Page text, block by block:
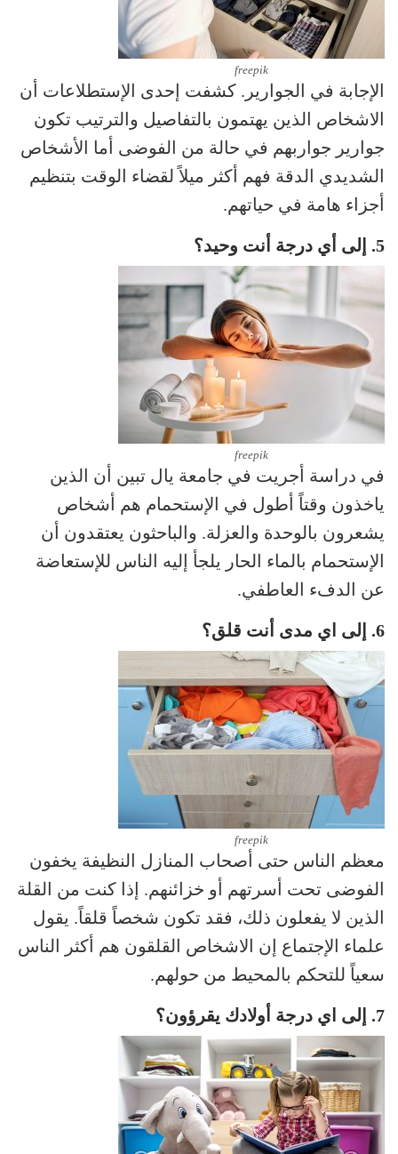
freepik
الإجابة في الجوارير. كشفت إحدى الإستطلاعات أن
الاشخاص الذين يهتمون بالتفاصيل والترتيب تكون
جوارير جواربهم في حالة من الفوضى أما الأشخاص
الشديدي الدقة فهم أكثر ميلاً لقضاء الوقت بتنظيم
أجزاء هامة في حياتهم.
5. إلى أي درجة أنت وحيد؟
freepik
في دراسة أجريت في جامعة يال تبين أن الذين
ياخذون وقتاً أطول في الإستحمام هم أشخاص
يشعرون بالوحدة والعزلة. والباحثون يعتقدون أن
الإستحمام بالماء الحار يلجأ إليه الناس للإستعاضة
عن الدفء العاطفي.
6. إلى اي مدى أنت قلق؟
freepik
معظم الناس حتى أصحاب المنازل النظيفة يخفون
الفوضى تحت أسرتهم أو خزائنهم. إذا كنت من القلة
الذين لا يفعلون ذلك، فقد تكون شخصاً قلقاً. يقول
علماء الإجتماع إن الاشخاص القلقون هم أكثر الناس
سعياً للتحكم بالمحيط من حولهم.
7. إلى اي درجة أولادك يقرؤون؟